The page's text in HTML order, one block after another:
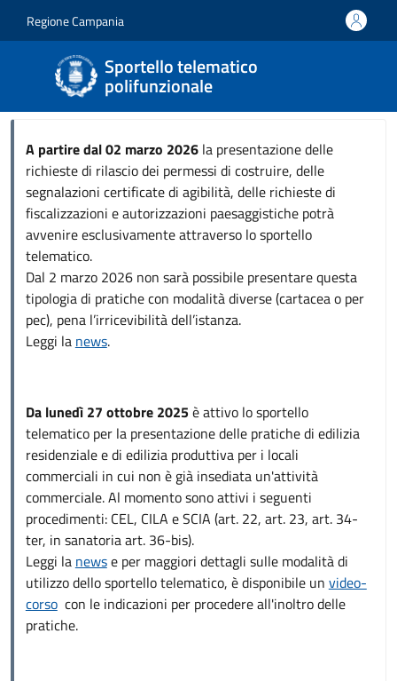
Regione Campania
Sportello telematico
polifunzionale
A partire dal 02 marzo 2026la presentazione delle
richieste di rilascio dei permessi di costruire, delle
segnalazioni certificate di agibilità, delle richieste di
fiscalizzazioni e autorizzazioni paesaggistiche potrà
avvenire esclusivamente attraverso lo sportello
telematico.
Dal 2 marzo 2026 non sarà possibile presentare questa
tipologia di pratiche con modalità diverse (cartacea o per
pec), pena l’irricevibilità dell’istanza.
Leggi la news.
Da lunedì 27 ottobre 2025è attivo lo sportello
telematico per la presentazione delle pratiche di edilizia
residenziale e di edilizia produttiva per i locali
commerciali in cui non è già insediata un'attività
commerciale. Al momento sono attivi i seguenti
procedimenti: CEL, CILA e SCIA (art. 22, art. 23, art. 34-
ter, in sanatoria art. 36-bis).
Leggi la newse per maggiori dettagli sulle modalità di
utilizzo dello sportello telematico, è disponibile un video-
corsocon le indicazioni per procedere all'inoltro delle
pratiche.